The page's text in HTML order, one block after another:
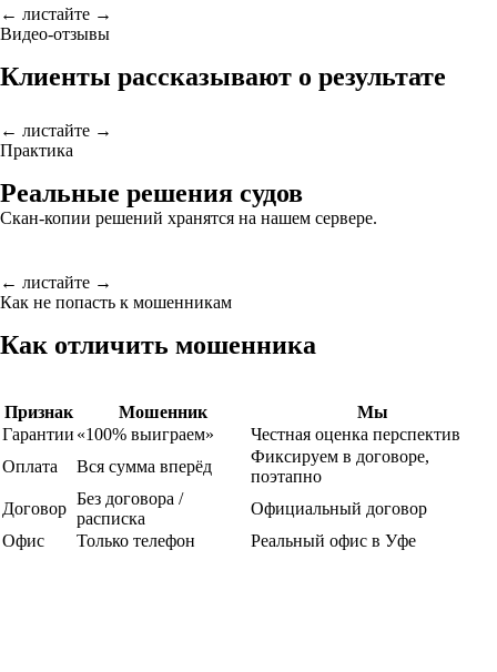
← листайте →
Видео-отзывы
Клиенты рассказывают о результате
← листайте →
Практика
Реальные решения судов
Скан-копии решений хранятся на нашем сервере.
← листайте →
Как не попасть к мошенникам
Как отличить мошенника
Признак Мошенник
Мы
Гарантии «100% выиграем»
Честная оценка перспектив
Оплата
Вся сумма вперёд
Фиксируем в договоре,
поэтапно
Договор
Без договора /
расписка
Официальный договор
Офис
Только телефон Реальный офис в Уфе